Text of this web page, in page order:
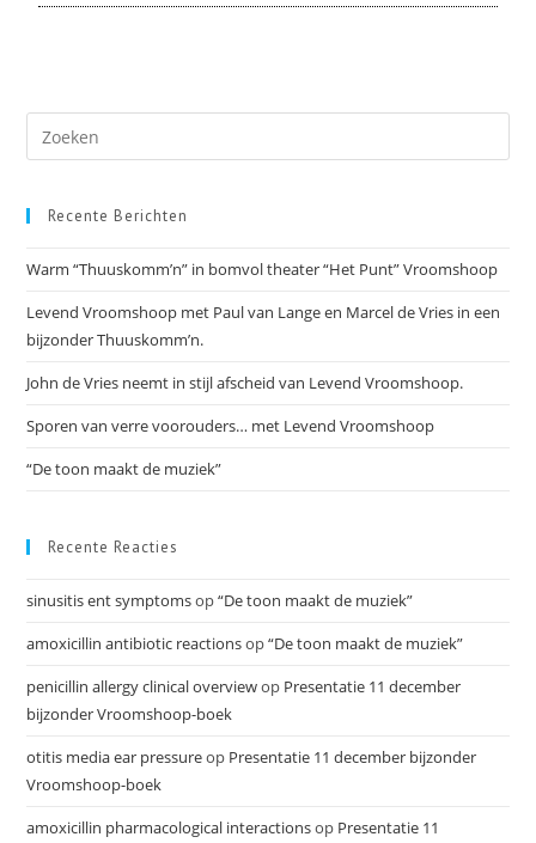
Recente Berichten
Warm “Thuuskomm’n” in bomvol theater “Het Punt” Vroomshoop
Levend Vroomshoop met Paul van Lange en Marcel de Vries in een
bijzonder Thuuskomm’n.
John de Vries neemt in stijl afscheid van Levend Vroomshoop.
Sporen van verre voorouders… met Levend Vroomshoop
“De toon maakt de muziek”
Recente Reacties
sinusitis ent symptomsop“De toon maakt de muziek”
amoxicillin antibiotic reactionsop“De toon maakt de muziek”
penicillin allergy clinical overviewop Presentatie 11 december
bijzonder Vroomshoop-boek
otitis media ear pressureop Presentatie 11 december bijzonder
Vroomshoop-boek
amoxicillin pharmacological interactionsop Presentatie 11